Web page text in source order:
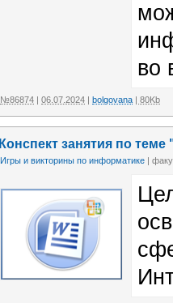
во
№86874 06.07.2024 bolgovana | 80Kb
Конспект занятия по
Игры и викторины по информатике |